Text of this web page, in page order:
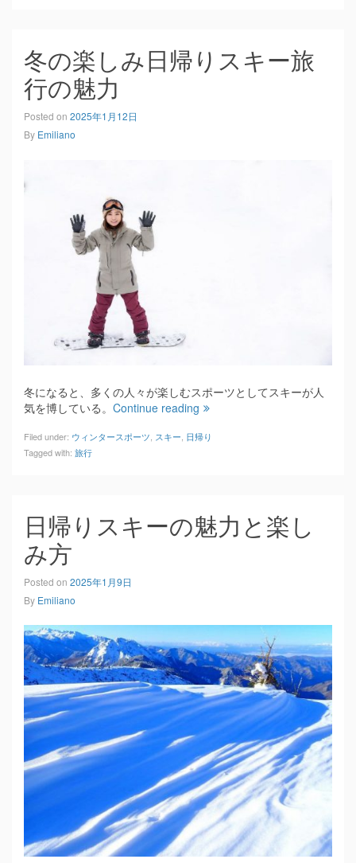
冬の楽しみ日帰りスキー旅
行の魅力
Posted on 2025年1月12日
By Emiliano
冬になると、多くの人々が楽しむスポーツとしてスキーが人
気を博している。 Continue reading
Filed under: ウィンタースポーツ スキー 日帰り
Tagged with: 旅行
日帰りスキーの魅力と楽し
み方
Posted on 2025年1月9日
By Emiliano